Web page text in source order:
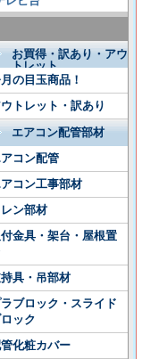
お買得・訳あり・アウ
トレット
の目玉商品！
トレット・訳あり
エアコン配管部材
コン配管
コン工事部材
レン部材
金具・架台・屋根置
具・吊部材
ブロック・スライド
ック
化粧カバー